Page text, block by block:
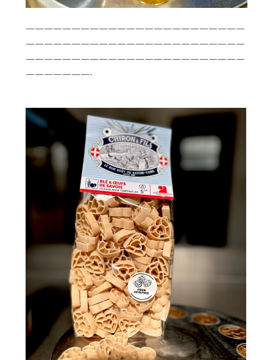
————————————————————————
————————————————————————
————————————————————————
———————-